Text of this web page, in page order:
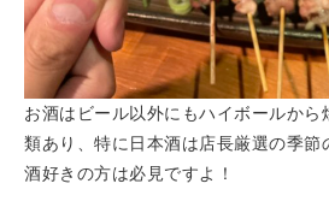
お酒はビール以外にもハイボールか
類あり、特に日本酒は店長厳選の季節
酒好きの方は必見ですよ！